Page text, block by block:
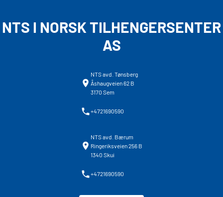
NTS I NORSK TILHENGERSENTER
AS
NTS avd. Tønsberg
Åshaugveien 62 B
3170 Sem
+4721690590
NTS avd. Bærum
Ringeriksveien 256 B
1340 Skui
+4721690590